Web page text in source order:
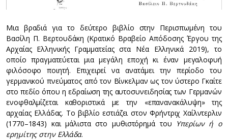
Μια βραδιά για το δεύτερο βιβλίο στην Περισπωμένη του
Βασίλη Π. Βερτουδάκη (Κρατικό Βραβείο Απόδοσης Έργου της
Αρχαίας Ελληνικής Γραμματείας στα Νέα Ελληνικά 2019), το
οποίο πραγματεύεται μια μεγάλη εποχή κι έναν μεγαλοφυή
φιλόσοφο ποιητή. Επιχειρεί να ανατάμει την περίοδο του
γερμανικού πνεύματος από τον Βίνκελμαν ως τον ύστερο Γκαίτε
στο πεδίο όπου η εδραίωση της αυτοσυνειδησίας των Γερμανών
ενοφθαλμίζεται καθοριστικά με την «επανανακάλυψη» της
αρχαίας Ελλάδας. Το βιβλίο εστιάζει στον Φρήντριχ Χαίλντερλιν
(1770–1843) και μάλιστα στο μυθιστόρημά του Υπερίων ή ο
ερημίτης στην Ελλάδα.